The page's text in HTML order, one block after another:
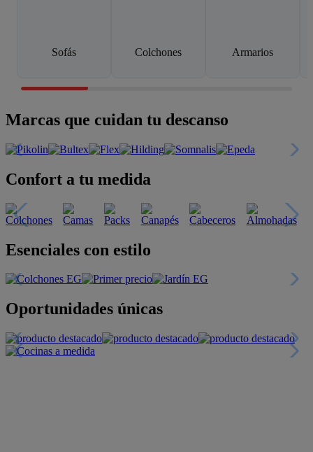
Sofás Colchones Armarios
Marcas que cuidan tu descanso
Confort a tu medida
Esenciales con estilo
Oportunidades únicas